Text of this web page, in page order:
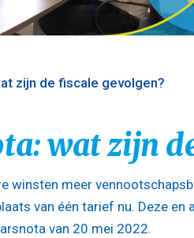
zijn de fiscale gevolgen?
wat zijn
winsten meer
van één tarief nu. Deze
van 20 mei 2022.